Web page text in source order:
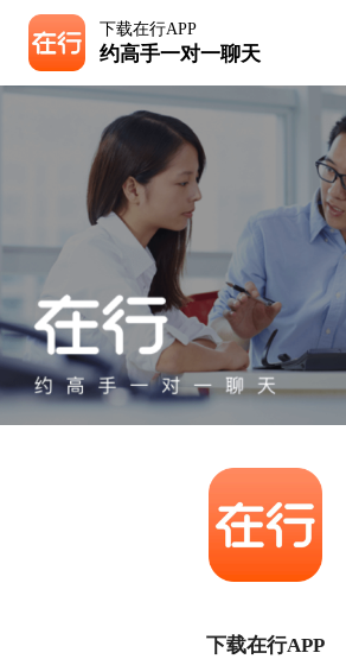
下载在行APP
约高手一对一聊天
下载在行APP